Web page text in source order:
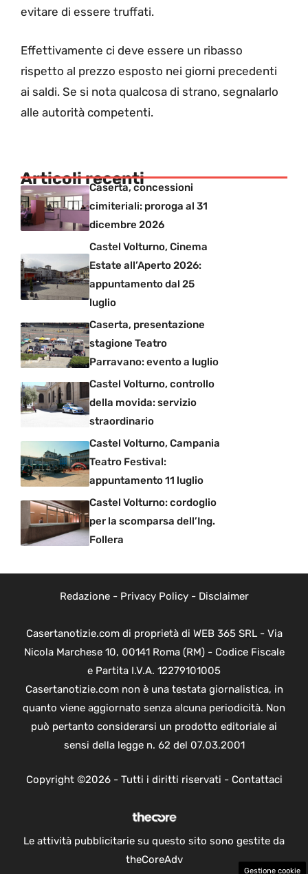
evitare di essere truffati.
Effettivamente ci deve essere un ribasso
rispetto al prezzo esposto nei giorni precedenti
ai saldi. Se si nota qualcosa di strano, segnalarlo
alle autorità competenti.
Articoli recenti
Caserta, concessioni
cimiteriali: proroga al 31
dicembre 2026
Castel Volturno, Cinema
Estate all’Aperto 2026:
appuntamento dal 25
luglio
Caserta, presentazione
stagione Teatro
Parravano: evento a luglio
Castel Volturno, controllo
della movida: servizio
straordinario
Castel Volturno, Campania
Teatro Festival:
appuntamento 11 luglio
Castel Volturno: cordoglio
per la scomparsa dell’Ing.
Follera
Redazione- Privacy Policy- Disclaimer
Casertanotizie.com di proprietà di WEB 365 SRL - Via
Nicola Marchese 10, 00141 Roma (RM) - Codice Fiscale
e Partita I.V.A. 12279101005
Casertanotizie.com non è una testata giornalistica, in
quanto viene aggiornato senza alcuna periodicità. Non
può pertanto considerarsi un prodotto editoriale ai
sensi della legge n. 62 del 07.03.2001
Copyright ©2026 - Tutti i diritti riservati - Contattaci
Le attività pubblicitarie su questo sito sono gestite da
theCoreAdv
Gestione cookie